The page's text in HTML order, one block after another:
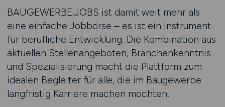
BAUGEWERBE.JOBS ist damit weit mehr als
eine einfache Jobbörse – es ist ein Instrument
für berufliche Entwicklung. Die Kombination aus
aktuellen Stellenangeboten, Branchenkenntnis
und Spezialisierung macht die Plattform zum
idealen Begleiter für alle, die im Baugewerbe
langfristig Karriere machen möchten.